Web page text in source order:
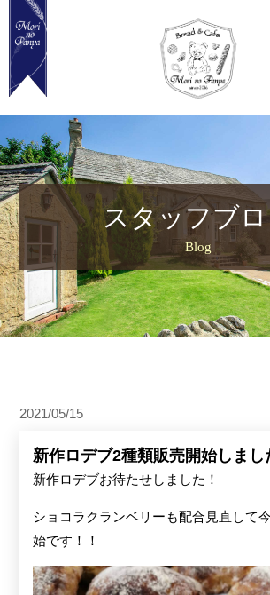
スタッフブ
Blog
2021/05/15
新作ロデブ2種類販売開始しまし
新作ロデブお待たせしました！
ショコラクランベリーも配合見直して
始です！！